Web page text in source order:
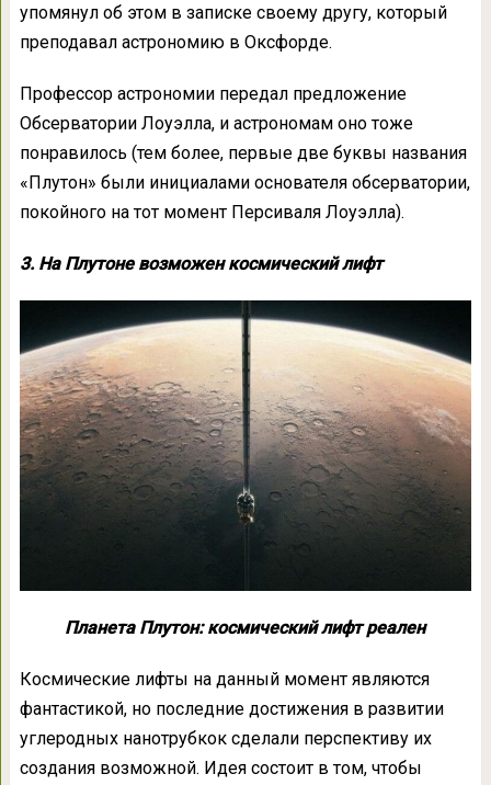
упомянул об этом в записке своему другу, который
преподавал астрономию в Оксфорде.
Профессор астрономии передал предложение
Обсерватории Лоуэлла, и астрономам оно тоже
понравилось (тем более, первые две буквы названия
«Плутон» были инициалами основателя обсерватории,
покойного на тот момент Персиваля Лоуэлла).
3. На Плутоне возможен космический лифт
Планета Плутон: космический лифт реален
Космические лифты на данный момент являются
фантастикой, но последние достижения в развитии
углеродных нанотрубкок сделали перспективу их
создания возможной. Идея состоит в том, чтобы